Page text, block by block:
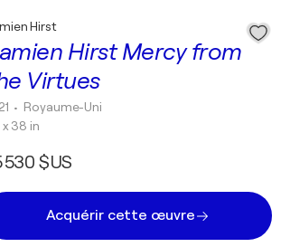
Hirst Mercy from
Virtues
Hirst
• Royaume-Uni
38 in
530 $US
Acquérir cette œuvre